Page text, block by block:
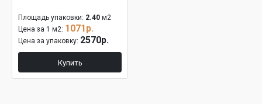
Площадь упаковки: 2.40 м2
Цена за 1 м2: 1071р.
Цена за упаковку: 2570р.
Купить